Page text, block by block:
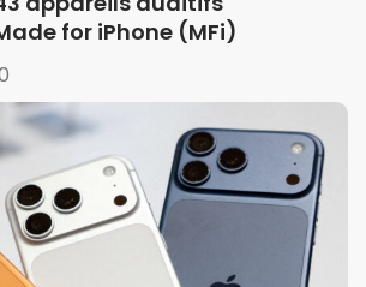
for iPhone (MFi)